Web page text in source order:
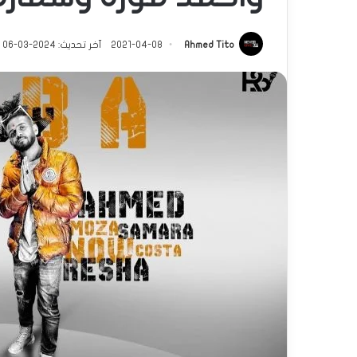
Ahmed Tito
2021-04-08 آخر تحديث: 2024-03-06